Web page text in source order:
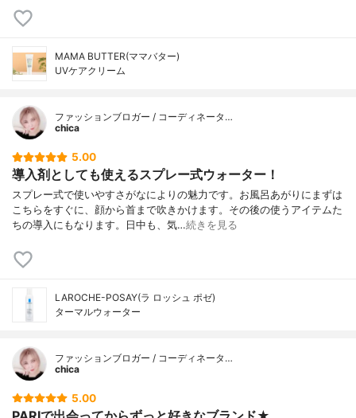
MAMA BUTTER(ママバター)
UVケアクリーム
ファッションブロガー / コーディネータ…
chica
5.00
導入剤としても使えるスプレー式ウォーター！
スプレー式で使いやすさがなによりの魅力です。お風呂あがりにまずは
こちらをすぐに、顔から首まで吹きかけます。その後の使うアイテムた
ちの導入にもなります。日中も、気…続きを見る
LAROCHE-POSAY(ラ ロッシュ ポゼ)
ターマルウォーター
ファッションブロガー / コーディネータ…
chica
5.00